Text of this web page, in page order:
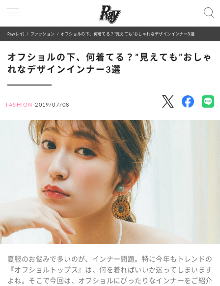
Ray(レイ) ファッション オフショルの下、何着てる？”見えても”おしゃれなデザインインナー3選
オフショルの下、何着てる？”見えても”おしゃ
れなデザインインナー3選
FASHION 2019/07/08
夏服のお悩みで多いのが、インナー問題。特に今年もトレンドの
『オフショルトップス』は、何を着ればいいか迷ってしまいます
よね。そこで今回は、オフショルにぴったりなインナーをご紹介